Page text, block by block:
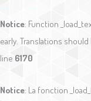
Notice: Function
early. Translations
line 6170
Notice: La fonction